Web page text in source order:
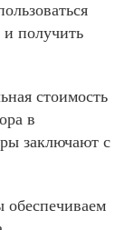
и получить
стоимость
в
заключают с
обеспечиваем